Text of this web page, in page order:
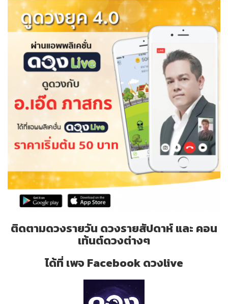
ติดตามดวงรายวัน ดวงรายสัปดาห์ และ คอน
เท้นต์ดวงต่างๆ
ได้ที่ เพจ Facebook ดวงlive